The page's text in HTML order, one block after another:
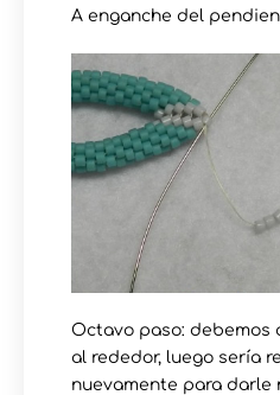
A enganche del
Octavo paso: debemos
al rededor, luego sería
nuevamente para darle